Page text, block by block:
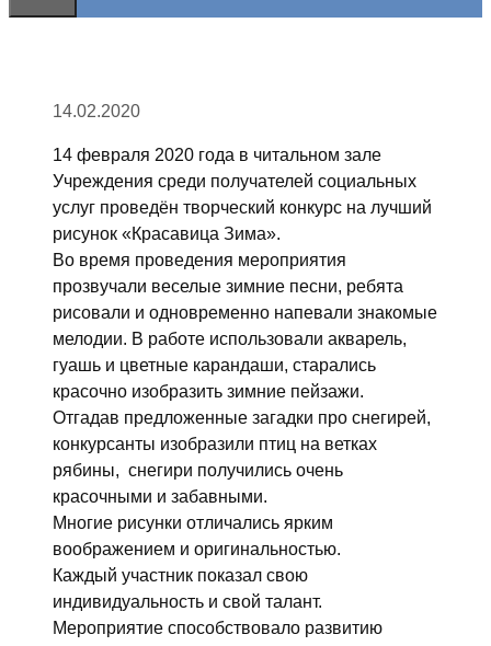
14.02.2020
14 февраля 2020 года в читальном зале
Учреждения среди получателей социальных
услуг проведён творческий конкурс на лучший
рисунок «Красавица Зима».
Во время проведения мероприятия
прозвучали веселые зимние песни, ребята
рисовали и одновременно напевали знакомые
мелодии. В работе использовали акварель,
гуашь и цветные карандаши, старались
красочно изобразить зимние пейзажи.
Отгадав предложенные загадки про снегирей,
конкурсанты изобразили птиц на ветках
рябины, снегири получились очень
красочными и забавными.
Многие рисунки отличались ярким
воображением и оригинальностью.
Каждый участник показал свою
индивидуальность и свой талант.
Мероприятие способствовало развитию